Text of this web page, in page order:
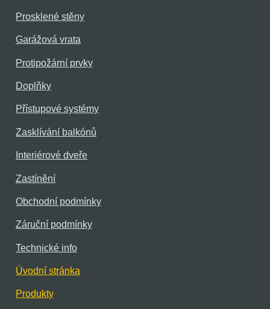
Prosklené stěny
Garážová vrata
Protipožární prvky
Doplňky
Přístupové systémy
Zasklívání balkónů
Interiérové dveře
Zastínění
Obchodní podmínky
Záruční podmínky
Technické info
Úvodní stránka
Produkty